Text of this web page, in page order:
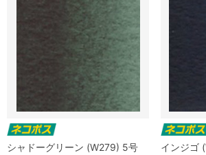
シャドーグリーン (W279) 5号
インジゴ